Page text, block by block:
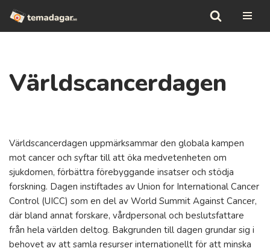
Hoppa
Världscancerdagen
Världscancerdagen uppmärksammar den globala kampen
mot cancer och syftar till att öka medvetenheten om
sjukdomen, förbättra förebyggande insatser och stödja
forskning. Dagen instiftades av Union for International Cancer
Control (UICC) som en del av World Summit Against Cancer,
där bland annat forskare, vårdpersonal och beslutsfattare
från hela världen deltog. Bakgrunden till dagen grundar sig i
behovet av att samla resurser internationellt för att minska